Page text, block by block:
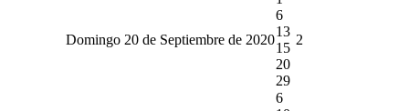
Domingo 20 de Septiembre de 2020
6
13
15
20
29
2
6